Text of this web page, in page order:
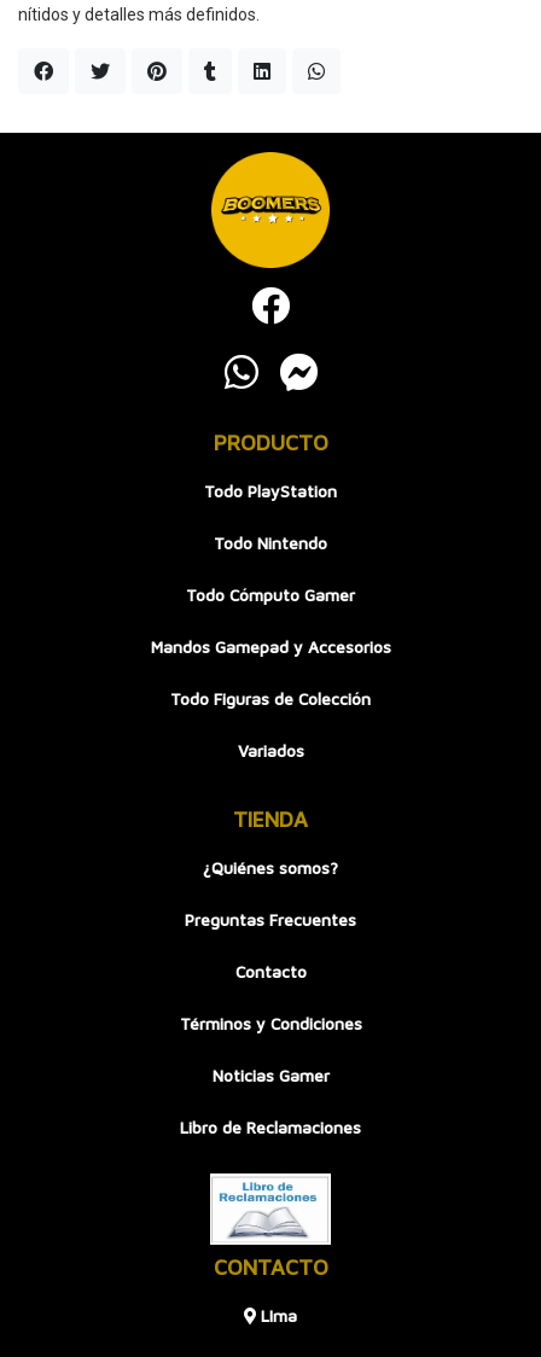
nítidos y detalles más definidos.
PRODUCTO
Todo PlayStation
Todo Nintendo
Todo Cómputo Gamer
Mandos Gamepad y Accesorios
Todo Figuras de Colección
Variados
TIENDA
¿Quiénes somos?
Preguntas Frecuentes
Contacto
Términos y Condiciones
Noticias Gamer
Libro de Reclamaciones
CONTACTO
LIma